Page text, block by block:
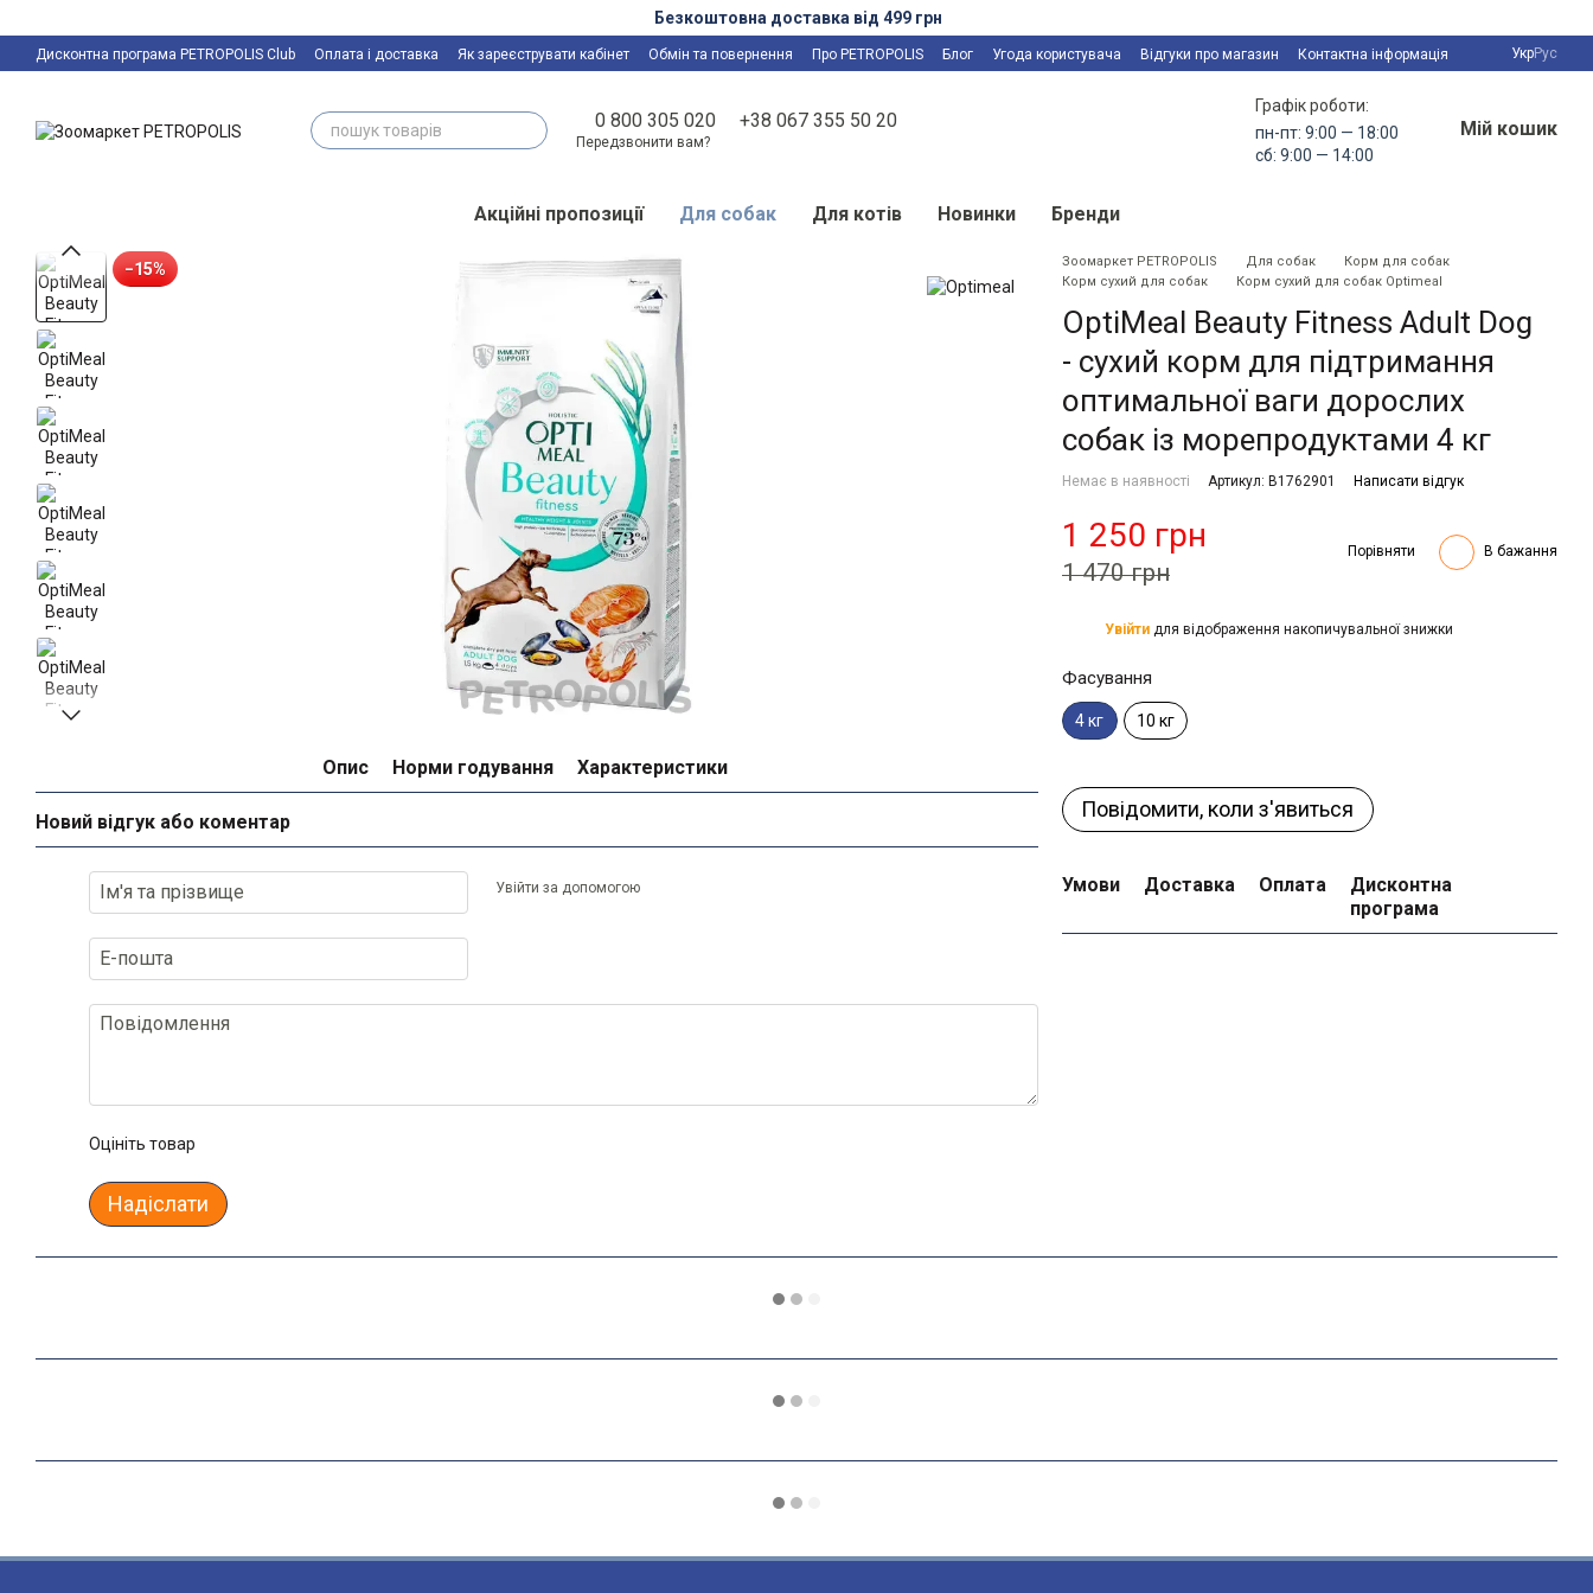
Безкоштовна доставка від 499 грн
Дисконтна програма PETROPOLIS Club Оплата і доставка Як зареєструвати кабінет Обмін та повернення Про PETROPOLIS Блог Угода користувача Відгуки про магазин Контактна інформація УкрРус
0 800 305 020 +38 067 355 50 20
Передзвонити вам?
Графік роботи:
пн-пт: 9:00 — 18:00
сб: 9:00 — 14:00
Мій кошик
Акційні пропозиції Для собак Для котів Новинки Бренди
−15%
Опис Норми годування Характеристики
Новий відгук або коментар
Увійти за допомогою
Оцініть товар
Надіслати
Зоомаркет PETROPOLIS Для собак
Корм для собак
Корм сухий для собак
Корм сухий для собак Optimeal
OptiMeal Beauty Fitness Adult Dog
- сухий корм для підтримання
оптимальної ваги дорослих
собак із морепродуктами 4 кг
Немає в наявності Артикул: B1762901 Написати відгук
1 250 грн
1 470 грн
Порівняти В бажання
Увійти для відображення накопичувальної знижки
Фасування
4 кг 10 кг
Повідомити, коли з'явиться
Умови Доставка Оплата
Дисконтна
програма